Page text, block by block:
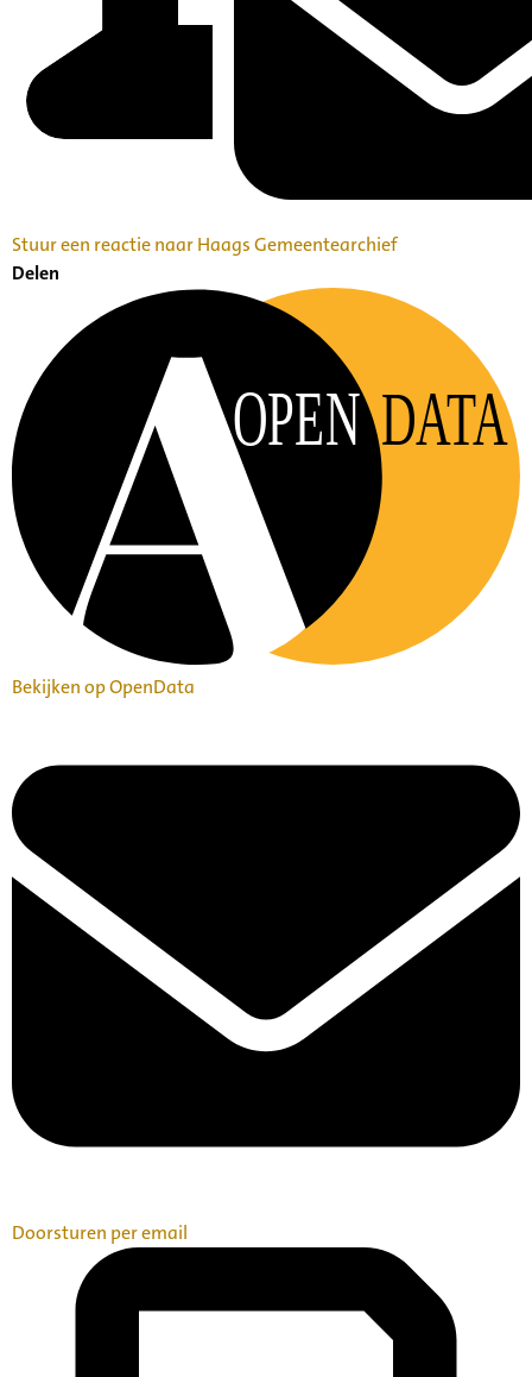
Stuur een reactie naar Haags Gemeentearchief
Delen
OPEN DATA
Bekijken op OpenData
Doorsturen per email